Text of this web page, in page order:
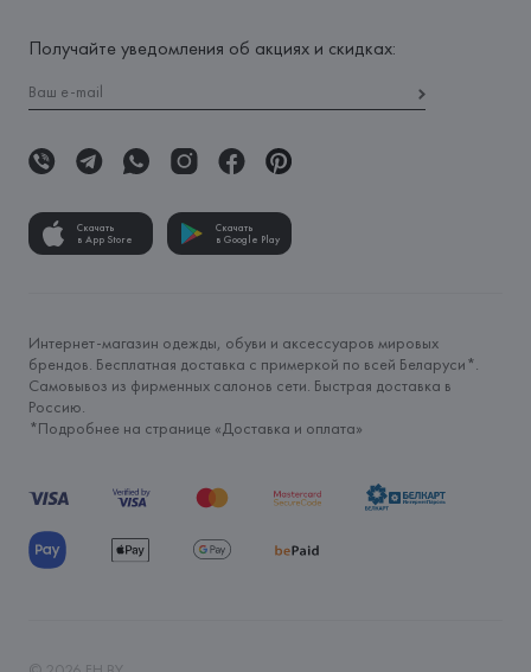
Получайте уведомления об акциях и скидках:
Скачать
в App Store
Скачать
в Google Play
Интернет-магазин одежды, обуви и аксессуаров мировых
брендов. Бесплатная доставка с примеркой по всей Беларуси*.
Самовывоз из фирменных салонов сети. Быстрая доставка в
Россию.
*Подробнее на странице «Доставка и оплата»